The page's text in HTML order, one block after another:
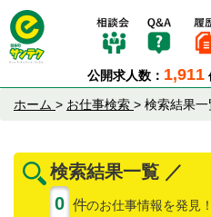
公開求人数： 1,911
ホーム > お仕事検索 > 検索結果一
検索結果一覧 ／
0 件のお仕事情報を発見！